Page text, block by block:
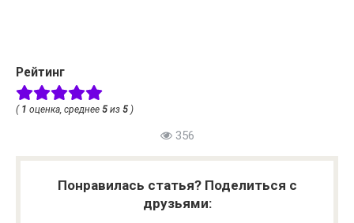
Рейтинг
( 1 оценка, среднее 5 из 5 )
356
Понравилась статья? Поделиться с
друзьями: